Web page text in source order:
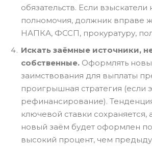
обязательств. Если
полномочия, должник вправе
НАПКА, ФССП, прокуратуру,
Искать заёмные источники,
собственные. Оформлять
заимствования для выплаты
проигрышная стратегия (если
рефинансирование).
ключевой ставки сохраняется,
новый заём будет оформлен
высокий процент, чем